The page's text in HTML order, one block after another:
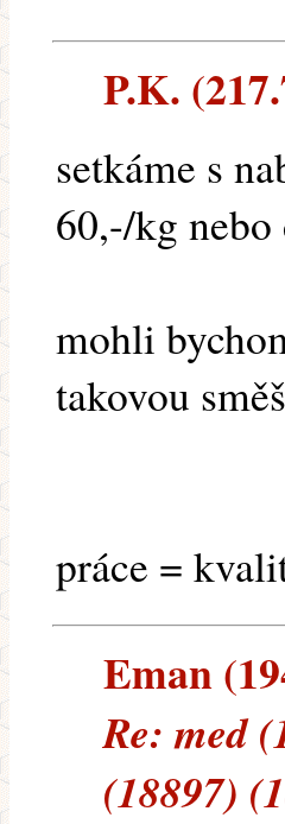
P.K.
setkáme s
60,-/kg
mohli
takovou
práce =
Eman
Re: med
(18897)